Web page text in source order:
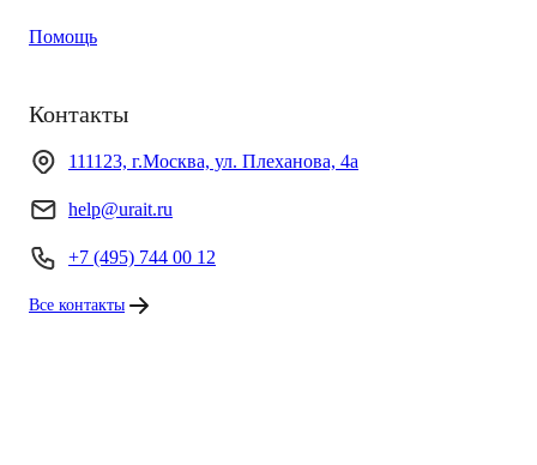
Помощь
Контакты
111123, г.Москва, ул. Плеханова, 4а
help@urait.ru
+7 (495) 744 00 12
Все контакты